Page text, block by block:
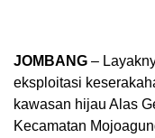
JOMBANG –
eksploitasi
kawasan hijau Alas
Kecamatan